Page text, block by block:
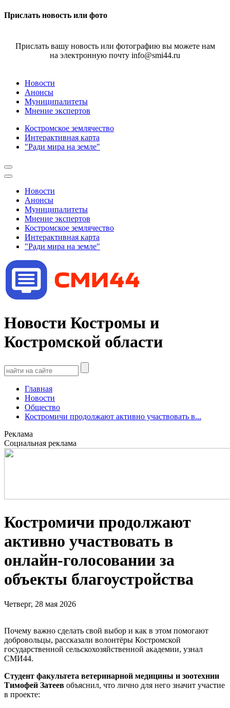
Прислать новость или фото
Прислать вашу новость или фотографию вы можете нам
на электронную почту info@smi44.ru
Новости
Анонсы
Муниципалитеты
Мнение экспертов
Костромское землячество
Интерактивная карта
"Ради мира на земле"
Новости
Анонсы
Муниципалитеты
Мнение экспертов
Костромское землячество
Интерактивная карта
"Ради мира на земле"
Новости Костромы и
Костромской области
Главная
Новости
Общество
Костромичи продолжают активно участвовать в...
Реклама
Социальная реклама
Костромичи продолжают
активно участвовать в
онлайн-голосовании за
объекты благоустройства
Четверг, 28 мая 2026
Почему важно сделать свой выбор и как в этом помогают
добровольцы, рассказали волонтёры Костромской
государственной сельскохозяйственной академии, узнал
СМИ44.
Студент факультета ветеринарной медицины и зоотехнии
Тимофей Затеев объяснил, что лично для него значит участие
в проекте: